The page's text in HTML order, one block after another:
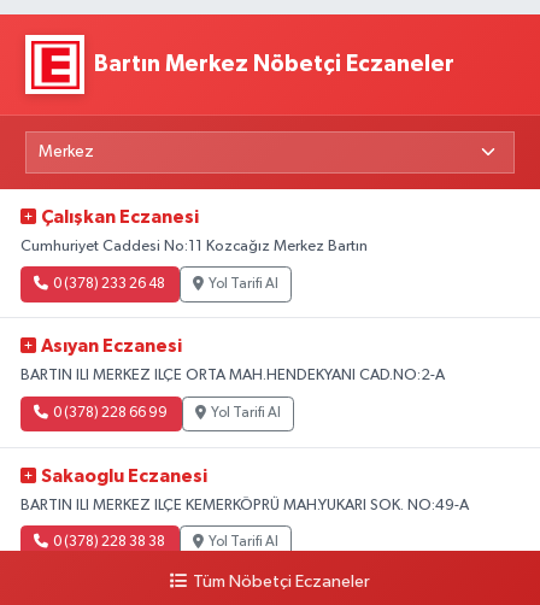
Bartın Merkez Nöbetçi Eczaneler
Çalışkan Eczanesi
Cumhuriyet Caddesi No:11 Kozcağız Merkez Bartın
0 (378) 233 26 48 Yol Tarifi Al
Asıyan Eczanesi
BARTIN ILI MERKEZ ILÇE ORTA MAH.HENDEKYANI CAD.NO:2-A
0 (378) 228 66 99 Yol Tarifi Al
Sakaoglu Eczanesi
BARTIN ILI MERKEZ ILÇE KEMERKÖPRÜ MAH.YUKARI SOK. NO:49-A
0 (378) 228 38 38 Yol Tarifi Al
Tüm Nöbetçi Eczaneler